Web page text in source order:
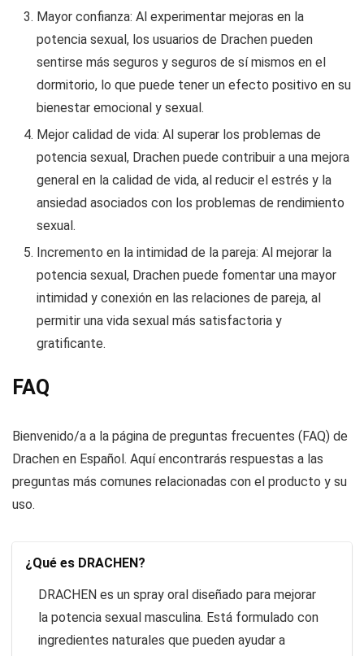
Mayor confianza: Al experimentar mejoras en la
potencia sexual, los usuarios de Drachen pueden
sentirse más seguros y seguros de sí mismos en el
dormitorio, lo que puede tener un efecto positivo en su
bienestar emocional y sexual.
Mejor calidad de vida: Al superar los problemas de
potencia sexual, Drachen puede contribuir a una mejora
general en la calidad de vida, al reducir el estrés y la
ansiedad asociados con los problemas de rendimiento
sexual.
Incremento en la intimidad de la pareja: Al mejorar la
potencia sexual, Drachen puede fomentar una mayor
intimidad y conexión en las relaciones de pareja, al
permitir una vida sexual más satisfactoria y
gratificante.
FAQ
Bienvenido/a a la página de preguntas frecuentes (FAQ) de
Drachen en Español. Aquí encontrarás respuestas a las
preguntas más comunes relacionadas con el producto y su
uso.
¿Qué es DRACHEN?
DRACHEN es un spray oral diseñado para mejorar
la potencia sexual masculina. Está formulado con
ingredientes naturales que pueden ayudar a